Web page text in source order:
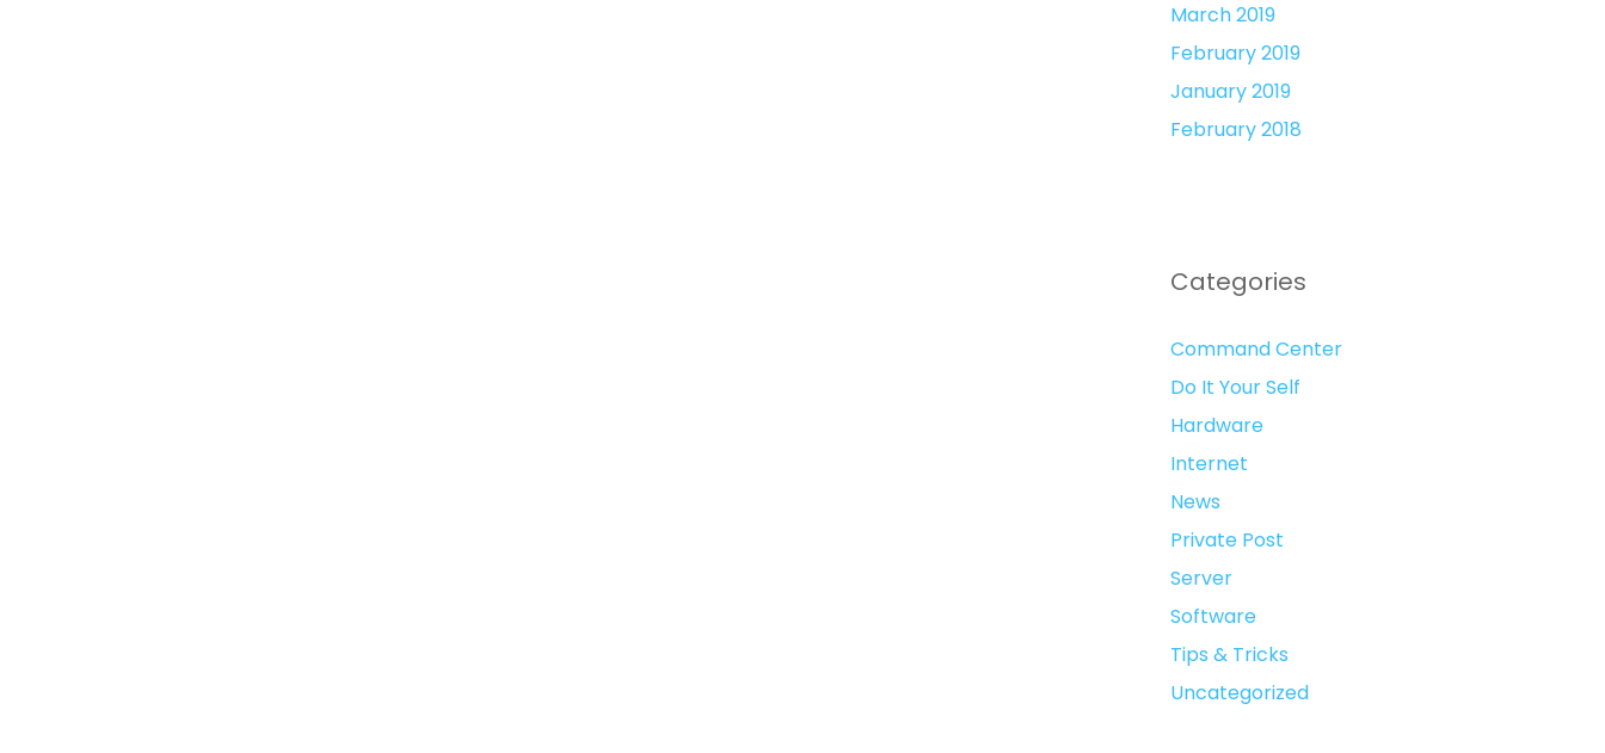
March 2019
February 2019
January 2019
February 2018
Categories
Command Center
Do It Your Self
Hardware
Internet
News
Private Post
Server
Software
Tips & Tricks
Uncategorized